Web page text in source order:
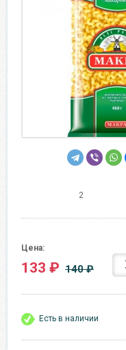
2
Цена:
133 ₽ 140 ₽
Есть в наличии